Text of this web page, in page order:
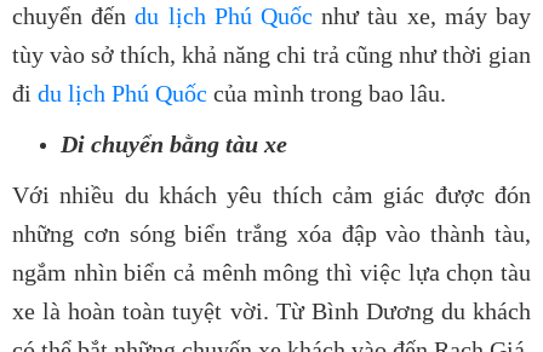
chuyển đếndu lịch Phú Quốc như tàu xe, máy bay
tùy vào sở thích, khả năng chi trả cũng như thời gian
đi du lịch Phú Quốc của mình trong bao lâu.
Di chuyển bằng tàu xe
Với nhiều du khách yêu thích cảm giác được đón
những cơn sóng biển trắng xóa đập vào thành tàu,
ngắm nhìn biển cả mênh mông thì việc lựa chọn tàu
xe là hoàn toàn tuyệt vời. Từ Bình Dương du khách